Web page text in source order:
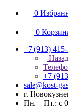
0
0
+7 (913)
Назад
+7
sale@kost-
г.
Пн. – Пт.: с